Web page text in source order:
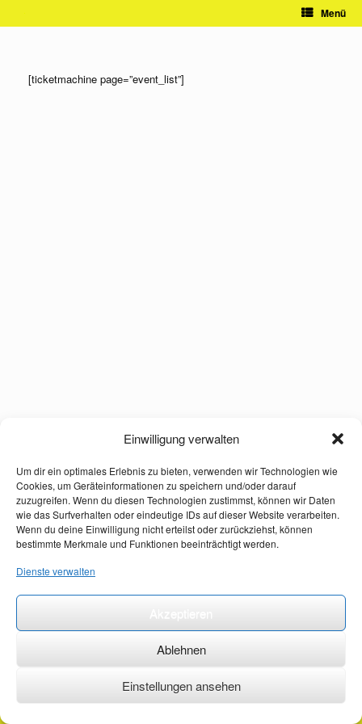
Einwilligung verwalten
Um dir ein optimales Erlebnis zu bieten, verwenden wir Technologien wie
Cookies, um Geräteinformationen zu speichern und/oder darauf
zuzugreifen. Wenn du diesen Technologien zustimmst, können wir Daten
wie das Surfverhalten oder eindeutige IDs auf dieser Website verarbeiten.
Wenn du deine Einwilligung nicht erteilst oder zurückziehst, können
bestimmte Merkmale und Funktionen beeinträchtigt werden.
Dienste verwalten
Ablehnen
Einstellungen ansehen
Menü
[ticketmachine page=”event_list”]
©2026 ·erstehilfekurs-mauch.de ·AGB ·Datenschutzerklärung ·Impressum ·